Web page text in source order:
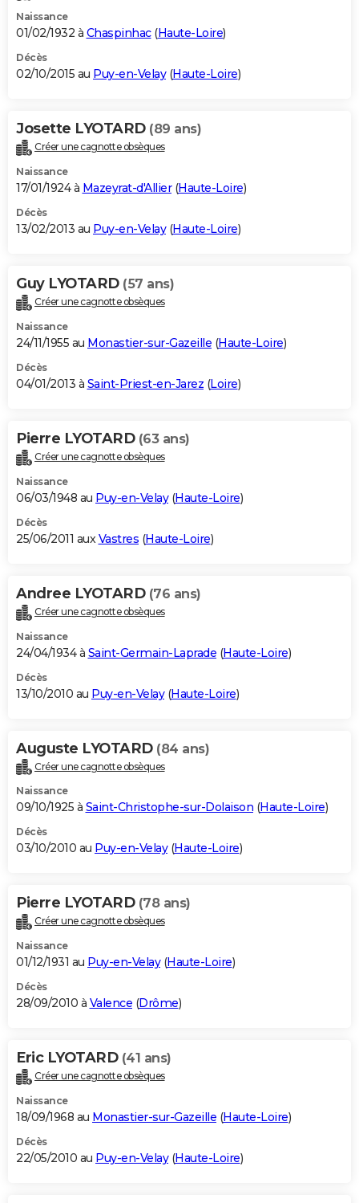
Naissance
01/02/1932 à Chaspinhac(Haute-Loire)
Décès
02/10/2015 au Puy-en-Velay(Haute-Loire)
Josette LYOTARD (89 ans)
Créer une cagnotte obsèques
Naissance
17/01/1924 à Mazeyrat-d'Allier(Haute-Loire)
Décès
13/02/2013 au Puy-en-Velay(Haute-Loire)
Guy LYOTARD (57 ans)
Créer une cagnotte obsèques
Naissance
24/11/1955 au Monastier-sur-Gazeille (Haute-Loire)
Décès
04/01/2013 à Saint-Priest-en-Jarez (Loire)
Pierre LYOTARD (63 ans)
Créer une cagnotte obsèques
Naissance
06/03/1948 au Puy-en-Velay(Haute-Loire)
Décès
25/06/2011 auxVastres (Haute-Loire)
Andree LYOTARD (76 ans)
Créer une cagnotte obsèques
Naissance
24/04/1934 à Saint-Germain-Laprade (Haute-Loire)
Décès
13/10/2010 au Puy-en-Velay(Haute-Loire)
Auguste LYOTARD (84 ans)
Créer une cagnotte obsèques
Naissance
09/10/1925 à Saint-Christophe-sur-Dolaison (Haute-Loire)
Décès
03/10/2010 au Puy-en-Velay(Haute-Loire)
Pierre LYOTARD (78 ans)
Créer une cagnotte obsèques
Naissance
01/12/1931 au Puy-en-Velay(Haute-Loire)
Décès
28/09/2010 à Valence (Drôme)
Eric LYOTARD (41 ans)
Créer une cagnotte obsèques
Naissance
18/09/1968 au Monastier-sur-Gazeille (Haute-Loire)
Décès
22/05/2010 au Puy-en-Velay(Haute-Loire)